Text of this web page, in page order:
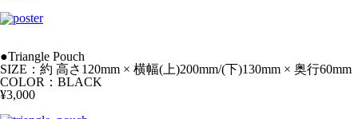
●Triangle Pouch
SIZE：約 高さ120mm × 横幅(上)200mm/(下)130mm × 奥行60mm
COLOR：BLACK
¥3,000